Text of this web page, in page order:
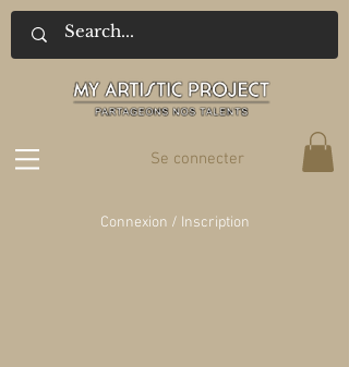
Se connecter
Connexion / Inscription